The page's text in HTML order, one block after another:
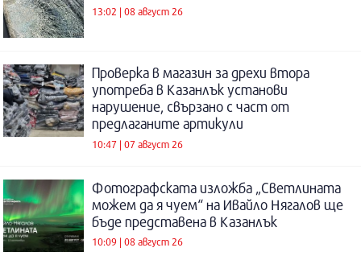
13:02 | 08 август 26
Проверка в магазин за дрехи втора
употреба в Казанлък установи
нарушение, свързано с част от
предлаганите артикули
10:47 | 07 август 26
Фотографската изложба „Светлината
можем да я чуем“ на Ивайло Нягалов ще
бъде представена в Казанлък
10:09 | 08 август 26